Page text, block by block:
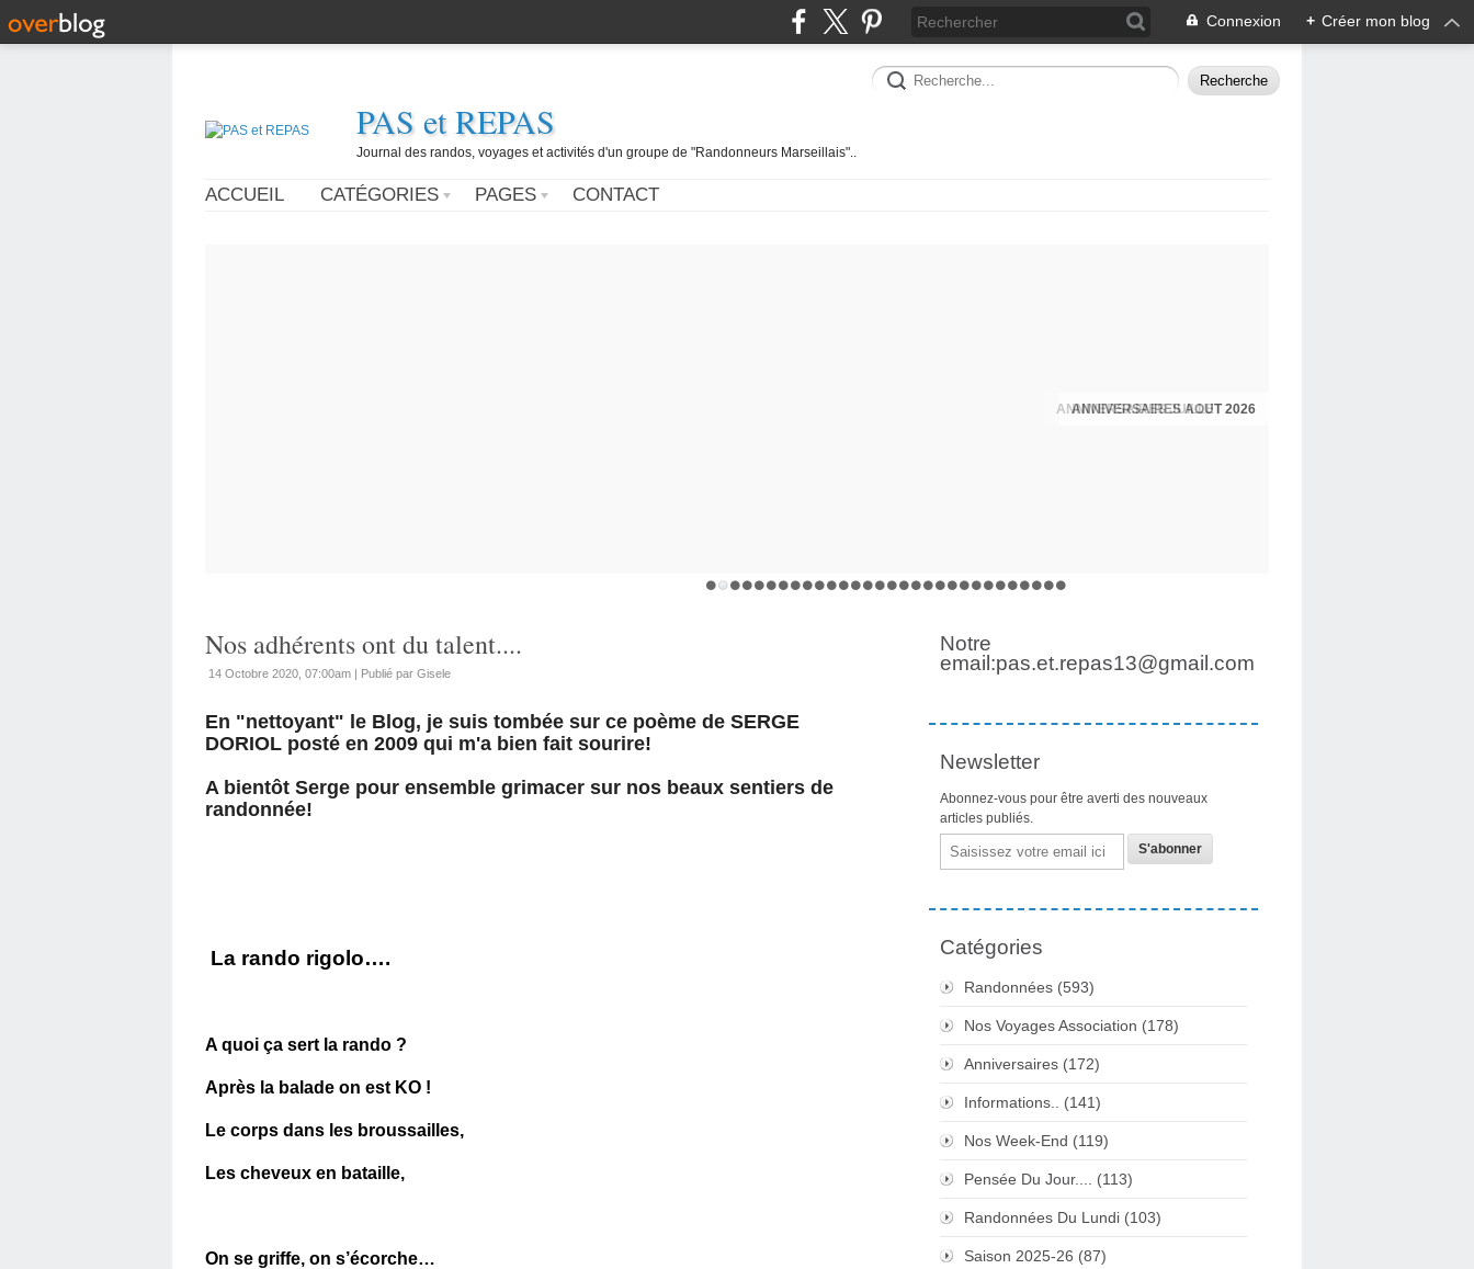
Connexion + Créer mon blog
PAS et REPAS
Journal des randos, voyages et activités d'un groupe de "Randonneurs Marseillais"..
ACCUEIL CATÉGORIES PAGES CONTACT
ANNIVERSAIRES JUILLET 2026
Nos adhérents ont du talent....
14 Octobre 2020, 07:00am | Publié par Gisele
En "nettoyant" le Blog, je suis tombée sur ce poème de SERGE
DORIOL posté en 2009 qui m'a bien fait sourire!
A bientôt Serge pour ensemble grimacer sur nos beaux sentiers de
randonnée!
La rando rigolo….
A quoi ça sert la rando ?
Après la balade on est KO !
Le corps dans les broussailles,
Les cheveux en bataille,
On se griffe, on s’écorche…
Notre
email:pas.et.repas13@gmail.com
Newsletter
Abonnez-vous pour être averti des nouveaux
articles publiés.
Email
Catégories
Randonnées (593)
Nos Voyages Association (178)
Anniversaires (172)
Informations.. (141)
Nos Week-End (119)
Pensée Du Jour.... (113)
Randonnées Du Lundi (103)
Saison 2025-26 (87)